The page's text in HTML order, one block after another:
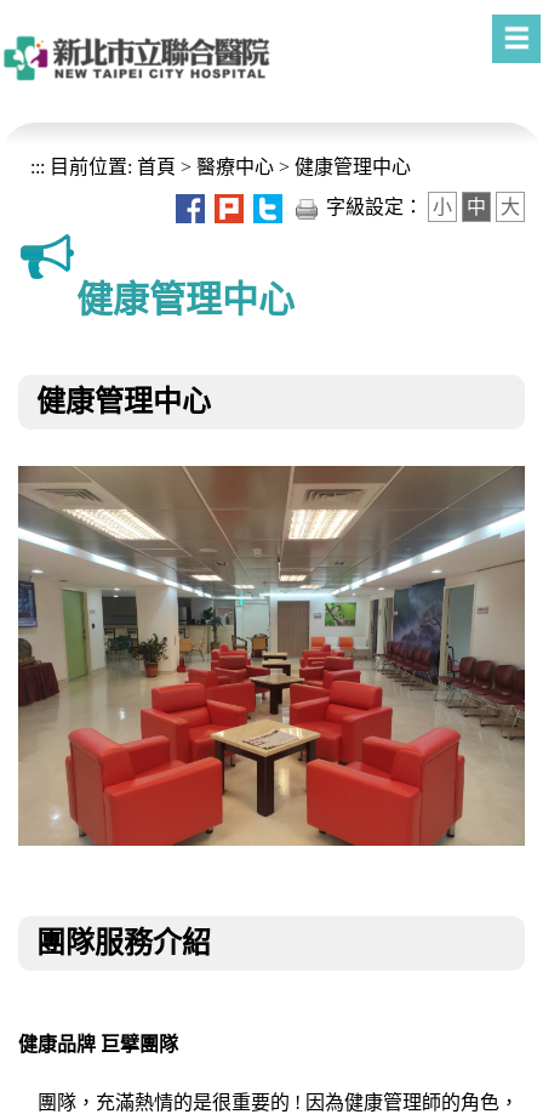
::: 目前位置: 首頁 > 醫療中心 > 健康管理中心
字級設定：
小 中 大
健康管理中心
健康管理中心
團隊服務介紹
健康品牌 巨擘團隊
團隊，充滿熱情的是很重要的 ! 因為健康管理師的角色，